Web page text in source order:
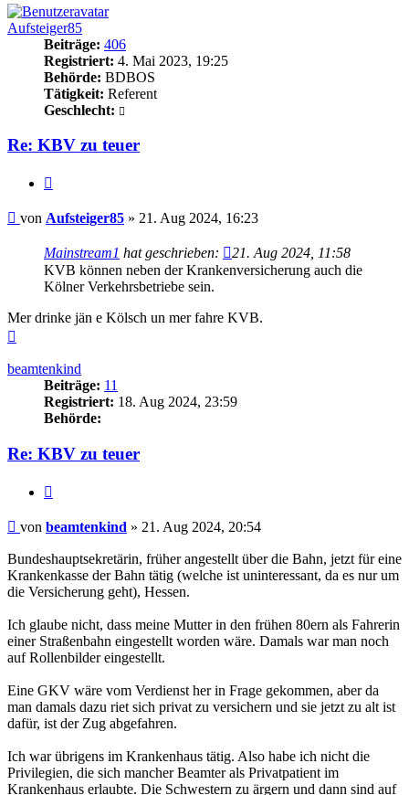
Aufsteiger85
Beiträge: 406
Registriert: 4. Mai 2023, 19:25
Behörde: BDBOS
Tätigkeit: Referent
Geschlecht:
Re: KBV zu teuer
Beitrag
von Aufsteiger85 » 21. Aug 2024, 16:23
Mainstream1 hat geschrieben:
21. Aug 2024, 11:58
KVB können neben der Krankenversicherung auch die
Kölner Verkehrsbetriebe sein.
Mer drinke jän e Kölsch un mer fahre KVB.
beamtenkind
Beiträge: 11
Registriert: 18. Aug 2024, 23:59
Behörde:
Re: KBV zu teuer
Beitrag
von beamtenkind » 21. Aug 2024, 20:54
Bundeshauptsekretärin, früher angestellt über die Bahn, jetzt für eine
Krankenkasse der Bahn tätig (welche ist uninteressant, da es nur um
die Versicherung geht), Hessen.
Ich glaube nicht, dass meine Mutter in den frühen 80ern als Fahrerin
einer Straßenbahn eingestellt worden wäre. Damals war man noch
auf Rollenbilder eingestellt.
Eine GKV wäre vom Verdienst her in Frage gekommen, aber da
man damals dazu riet sich privat zu versichern und sie jetzt zu alt ist
dafür, ist der Zug abgefahren.
Ich war übrigens im Krankenhaus tätig. Also habe ich nicht die
Privilegien, die sich mancher Beamter als Privatpatient im
Krankenhaus erlaubte. Die Schwestern zu ärgern und dann sind auf